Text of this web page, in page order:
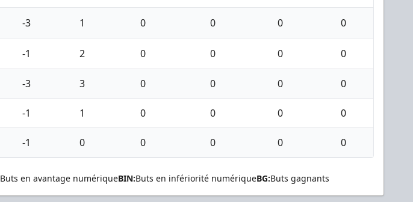
-3 1 0 0 0 0
-1 2 0 0 0 0
-3 3 0 0 0 0
-1 1 0 0 0 0
-1 0 0 0 0 0
Buts en avantage numériqueBIN:Buts en infériorité numériqueBG:Buts gagnants